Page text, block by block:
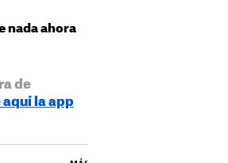
nada ahora
de
aquí la app